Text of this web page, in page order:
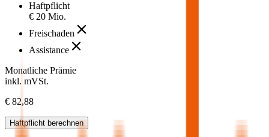
Haftpflicht
€ 20 Mio.
Freischaden
Assistance
Monatliche Prämie
inkl. mVSt.
€ 82,88
Haftpflicht berechnen